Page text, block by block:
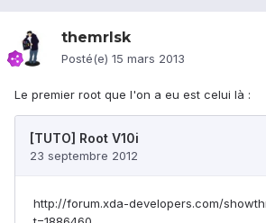
themrlsk
Posté(e) 15 mars 2013
Le premier root que l'on a eu est celui là :